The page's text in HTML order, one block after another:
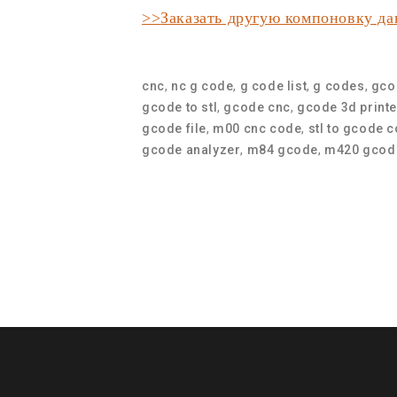
>>Заказать другую компоновку
cnc, nc g code, g code list, g codes,
gcode to stl, gcode cnc, gcode 3d
gcode file, m00 cnc code, stl to gcode
gcode analyzer, m84 gcode, m420